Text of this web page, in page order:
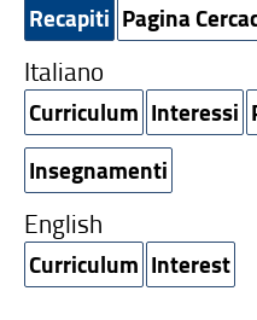
Recapiti Pagina
Italiano
Curriculum Interessi
Insegnamenti
English
Curriculum Interest